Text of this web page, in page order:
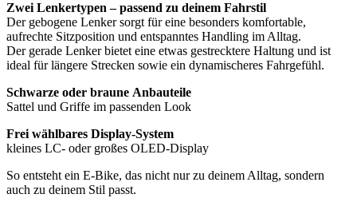
Zwei Lenkertypen – passend zu deinem Fahrstil
Der gebogene Lenker sorgt für eine besonders komfortable,
aufrechte Sitzposition und entspanntes Handling im Alltag.
Der gerade Lenker bietet eine etwas gestrecktere Haltung und ist
ideal für längere Strecken sowie ein dynamischeres Fahrgefühl.
Schwarze oder braune Anbauteile
Sattel und Griffe im passenden Look
Frei wählbares Display-System
kleines LC- oder großes OLED-Display
So entsteht ein E-Bike, das nicht nur zu deinem Alltag, sondern
auch zu deinem Stil passt.